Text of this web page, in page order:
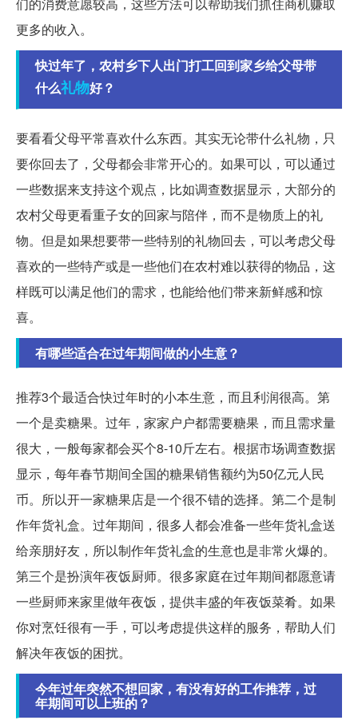
更多的收入。
快过年了，农村乡下人出门打工回到家乡给父母带
什么礼物好？
要看看父母平常喜欢什么东西。其实无论带什么礼物，只
要你回去了，父母都会非常开心的。如果可以，可以通过
一些数据来支持这个观点，比如调查数据显示，大部分的
农村父母更看重子女的回家与陪伴，而不是物质上的礼
物。但是如果想要带一些特别的礼物回去，可以考虑父母
喜欢的一些特产或是一些他们在农村难以获得的物品，这
样既可以满足他们的需求，也能给他们带来新鲜感和惊
喜。
有哪些适合在过年期间做的小生意？
推荐3个最适合快过年时的小本生意，而且利润很高。第
一个是卖糖果。过年，家家户户都需要糖果，而且需求量
很大，一般每家都会买个8-10斤左右。根据市场调查数据
显示，每年春节期间全国的糖果销售额约为50亿元人民
币。所以开一家糖果店是一个很不错的选择。第二个是制
作年货礼盒。过年期间，很多人都会准备一些年货礼盒送
给亲朋好友，所以制作年货礼盒的生意也是非常火爆的。
第三个是扮演年夜饭厨师。很多家庭在过年期间都愿意请
一些厨师来家里做年夜饭，提供丰盛的年夜饭菜肴。如果
你对烹饪很有一手，可以考虑提供这样的服务，帮助人们
解决年夜饭的困扰。
今年过年突然不想回家，有没有好的工作推荐，过
年期间可以上班的？